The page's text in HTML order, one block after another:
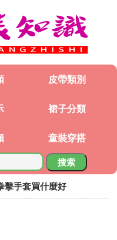
皮帶類別
裙子分類
童裝穿搭
搜索
擊手套買什麼好